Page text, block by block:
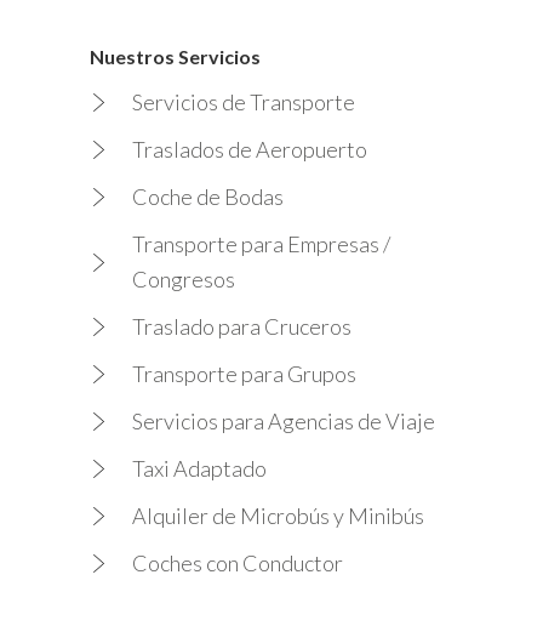
Nuestros Servicios
Servicios de Transporte
Traslados de Aeropuerto
Coche de Bodas
Transporte para Empresas /
Congresos
Traslado para Cruceros
Transporte para Grupos
Servicios para Agencias de Viaje
Taxi Adaptado
Alquiler de Microbús y Minibús
Coches con Conductor